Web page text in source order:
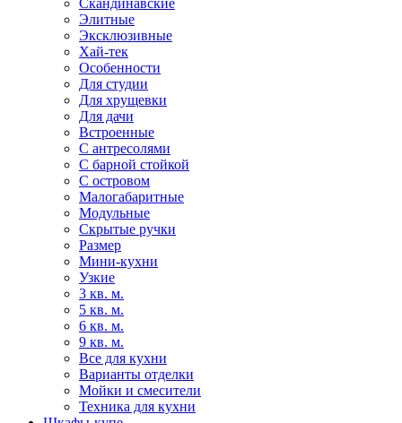
Скандинавские
Элитные
Эксклюзивные
Хай-тек
Особенности
Для студии
Для хрущевки
Для дачи
Встроенные
С антресолями
С барной стойкой
С островом
Малогабаритные
Модульные
Скрытые ручки
Размер
Мини-кухни
Узкие
3 кв. м.
5 кв. м.
6 кв. м.
9 кв. м.
Все для кухни
Варианты отделки
Мойки и смесители
Техника для кухни